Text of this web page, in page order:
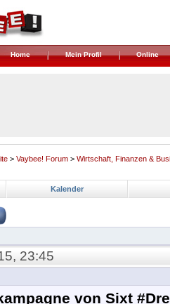
Home Mein Profil Online
> Vaybee! Forum > Wirtschaft, Finanzen &
Kalender
23:45
von Sixt